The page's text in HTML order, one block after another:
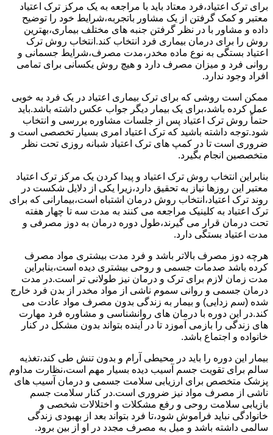
برای ترک اعتیاد،فرد معتاد باید با مراجعه به یک مرکز ترک اعتیاد
معتبر و کمک گرفتن از یک مشاور باتجربه،شرایط خود را توضیح
داده و مشاور با در نظر گرفتن جنبه های مختلف بیماری،بهترین
روش را برای درمان بیماری فرد انتخاب کند.انتخاب روش ترک
اعتیاد بستگی به نوع ماده مخدر،مدت مصرف،شرایط جسمانی و
روانی فرد و میزان مصرف دارد و هیچ روش یکسانی برای تمامی
افراد وجود ندارد.
ممکن است روشی که برای ترک بیماری اعتیاد در یک فرد به خوبی
عمل کرده باشد،برای یک بیمار دیگر جواب عکس داشته باشد.باید
حتماً روش ترک اعتیاد پس از جلسات مشاوره بررسی و انتخاب
شود.توجه داشته باشید که ترک اعتیاد امری بسیار تخصصی است و
ضروری است تا در کمپ های ترک اعتیاد شبانه روزی تحت نظر
متخصصین انجام بگیرد.
بنابراین انتخاب روش ترک اعتیاد و پیدا کردن یک مرکز ترک اعتیاد
معتبر این روزها نیاز به تحقیق دارد،زیرا یکی از دلایل شکست در
روند ترک اعتیاد،انتخاب روش درمان اشتباه است،بیمارانی که برای
ترک اعتیاد به کلینیک مراجعه می کنند به مدت سه تا چهار هفته
تحت درمان قرار می گیرند،طول دوره درمان به دوز مصرفی و
مدت اعتیاد بستگی دارد.
هرچه دوز مصرف بالاتر باشد و فرد مدت بیشتری مواد مصرف
کرده باشد صدمات جسمی و روحی بیشتری دیده است،بنابراین
مدت زمان لازم برای ترک و درمان نیز طولانی تر است.در مدت
درمان جسمی و روانی سموم ناشی از مواد مخدر از بدن فرد خارج
شده (سم زدایی) و بیمار به زندگی بدون مصرف مواد عادت می
کند.در این دوره با درمان های روانشناسی و مشاوره فرد مهارت
های زندگی را بازمی آموزد تا در آینده بتواند بدون مشکل در کنار
خانواده و اجتماع باشد.
بیمار این دوره را باید در محیطی آرام و بدون تنش طی کند،تغذیه
سالم برای تقویت جسم آسیب دیده بسیار مهم است،نظارت مداوم
پزشک متخصص برای ارزیابی سلامت جسمی و درمان آسیب های
ناشی از مصرف مواد نیز ضروری است.در کنار سلامت جسم
بازیابی سلامت روحی و رفع مشکلات و اختلالات شخصی و
خانوادگی نباید فراموش شود،تا فرد بتواند بعد از بهبودی زندگی
سالمی داشته باشد و میل به مصرف مجدد در او از بین برود.